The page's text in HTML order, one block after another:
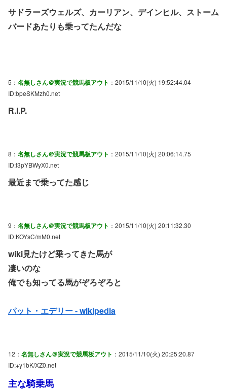
サドラーズウェルズ、カーリアン、デインヒル、ストーム
バードあたりも乗ってたんだな
5： 名無しさん＠実況で競馬板アウト ：2015/11/10(火) 19:52:44.04
ID:bpeSKMzh0.net
R.I.P.
8： 名無しさん＠実況で競馬板アウト ：2015/11/10(火) 20:06:14.75
ID:I3pYBWyX0.net
最近まで乗ってた感じ
9： 名無しさん＠実況で競馬板アウト ：2015/11/10(火) 20:11:32.30
ID:KOYsC/mM0.net
wiki見たけど乗ってきた馬が
凄いのな
俺でも知ってる馬がぞろぞろと
パット・エデリー - wikipedia
12： 名無しさん＠実況で競馬板アウト ：2015/11/10(火) 20:25:20.87
ID:+y1bK/XZ0.net
主な騎乗馬